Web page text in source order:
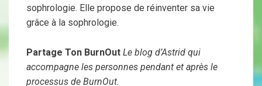
sophrologie. Elle propose de réinventer sa vie
grâce à la sophrologie.
Partage Ton BurnOut Le blog d’Astrid qui
accompagne les personnes pendant et après le
processus de BurnOut.